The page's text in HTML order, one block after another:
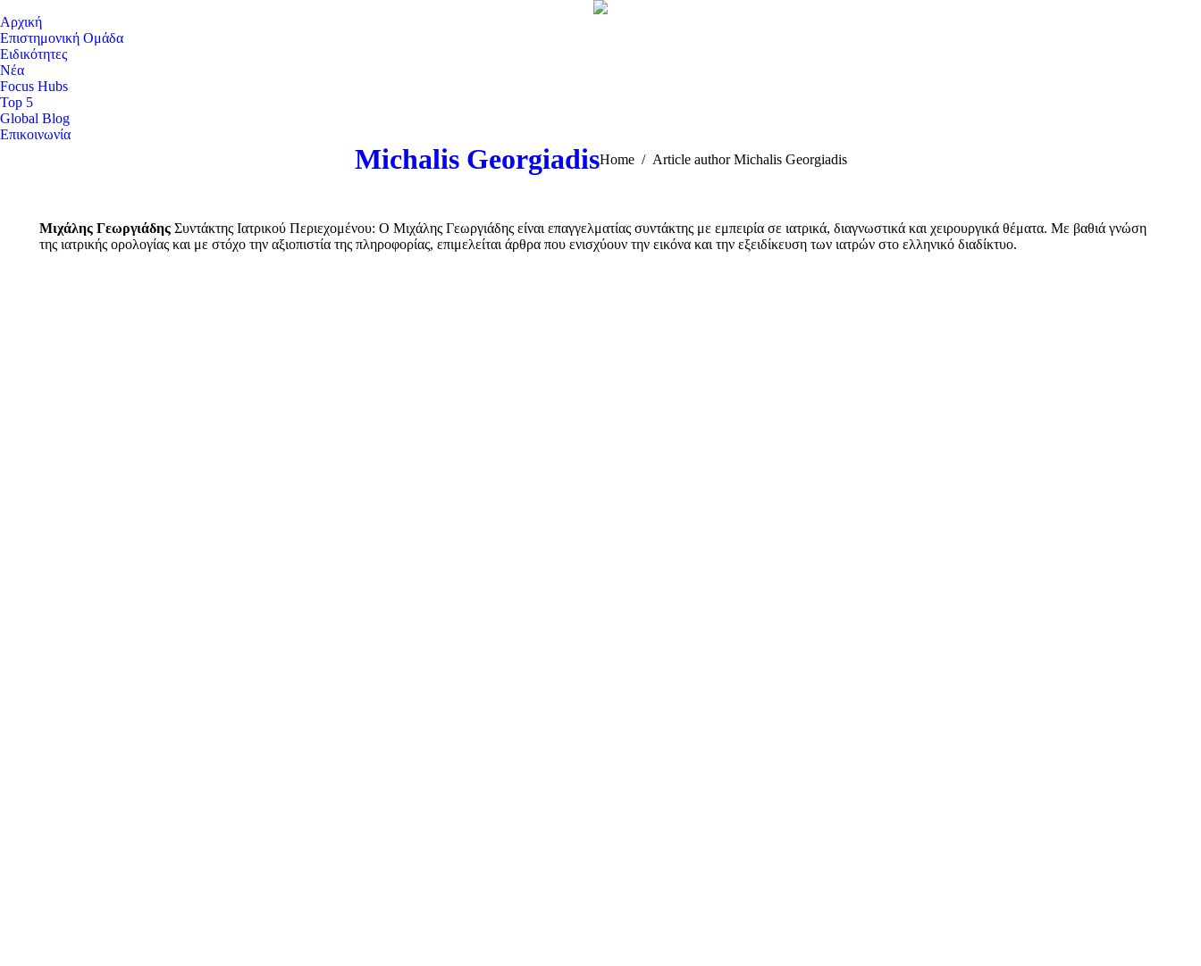
Αρχική
Επιστημονική Ομάδα
Ειδικότητες
Νέα
Focus Hubs
Top 5
Global Blog
Επικοινωνία
Michalis GeorgiadisYou are here:
Home Article author Michalis Georgiadis
Μιχάλης Γεωργιάδης Συντάκτης Ιατρικού Περιεχομένου: Ο Μιχάλης Γεωργιάδης είναι επαγγελματίας συντάκτης με εμπειρία σε ιατρικά, διαγνωστικά και χειρουργικά θέματα. Με βαθιά γνώση
της ιατρικής ορολογίας και με στόχο την αξιοπιστία της πληροφορίας, επιμελείται άρθρα που ενισχύουν την εικόνα και την εξειδίκευση των ιατρών στο ελληνικό διαδίκτυο.